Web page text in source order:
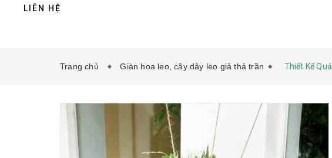
LIÊN HỆ
Trang chủ Giàn hoa leo, cây dây leo giả thả trần Thiết Kế